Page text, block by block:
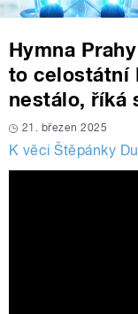
Hymna
to celostátní
nestálo, říká
21. březen 2025
K věci Štěpánky